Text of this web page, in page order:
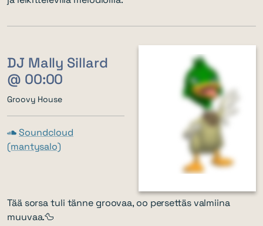
DJ Mally Sillard
@ 00:00
Groovy House
Soundcloud
(mantysalo)
Tää sorsa tuli tänne groovaa, oo persettäs valmiina
muuvaa.🦆